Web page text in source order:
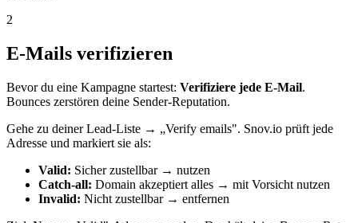
2
E-Mails verifizieren
Bevor du eine Kampagne startest: Verifiziere jede E-Mail.
Bounces zerstören deine Sender-Reputation.
Gehe zu deiner Lead-Liste → „Verify emails". Snov.io prüft jede
Adresse und markiert sie als:
Valid: Sicher zustellbar → nutzen
Catch-all: Domain akzeptiert alles → mit Vorsicht nutzen
Invalid: Nicht zustellbar → entfernen